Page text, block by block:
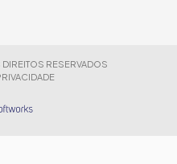
RESERVADOS